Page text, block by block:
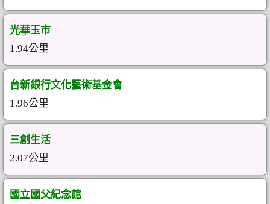
光華玉市
1.94公里
台新銀行文化藝術基金會
1.96公里
三創生活
2.07公里
國立國父紀念館